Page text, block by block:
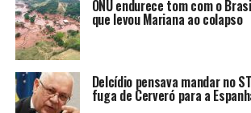
ONU endurece tom com o
que levou Mariana ao colapso
Delcídio pensava mandar no
fuga de Cerveró para a